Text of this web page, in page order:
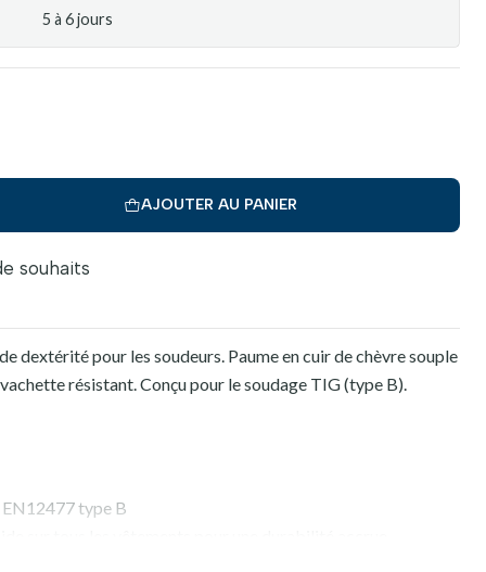
5 à 6 jours
AJOUTER AU PANIER
souhaits
dextérité pour les soudeurs. Paume en cuir de chèvre souple
résistant. Conçu pour le soudage TIG (type B).
type B